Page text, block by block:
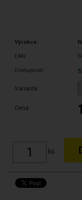
Výrobce:
EAN:
Dostupnost:
Varianta:
Cena:
ks